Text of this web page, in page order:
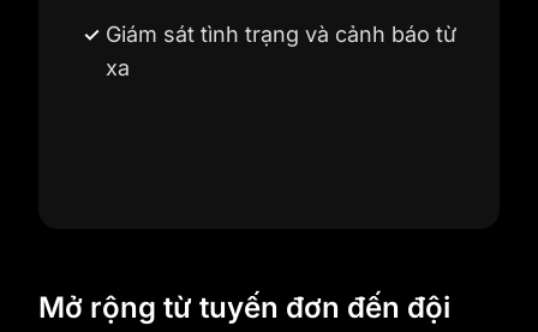
Giám sát tình trạng và cảnh báo từ
xa
Mở rộng từ tuyến đơn đến đội